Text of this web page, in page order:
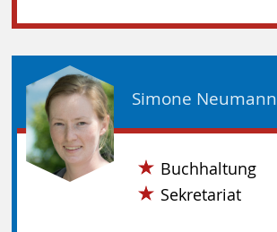
Simone Neumann
Buchhaltung
Sekretariat